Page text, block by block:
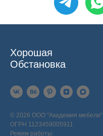
Хорошая
Обстановка
© 2026 ООО "Академия мебели"
ОГРН 1123459005911
Режим работы: